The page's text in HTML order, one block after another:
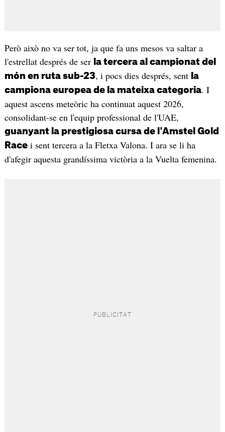
Però això no va ser tot, ja que fa uns mesos va saltar a
l'estrellat després de ser la tercera al campionat del
món en ruta sub-23, i pocs dies després, sent la
campiona europea de la mateixa categoria. I
aquest ascens meteòric ha continuat aquest 2026,
consolidant-se en l'equip professional de l'UAE,
guanyant la prestigiosa cursa de l'Amstel Gold
Racei sent tercera a la Fletxa Valona. I ara se li ha
d'afegir aquesta grandíssima victòria a la Vuelta femenina.